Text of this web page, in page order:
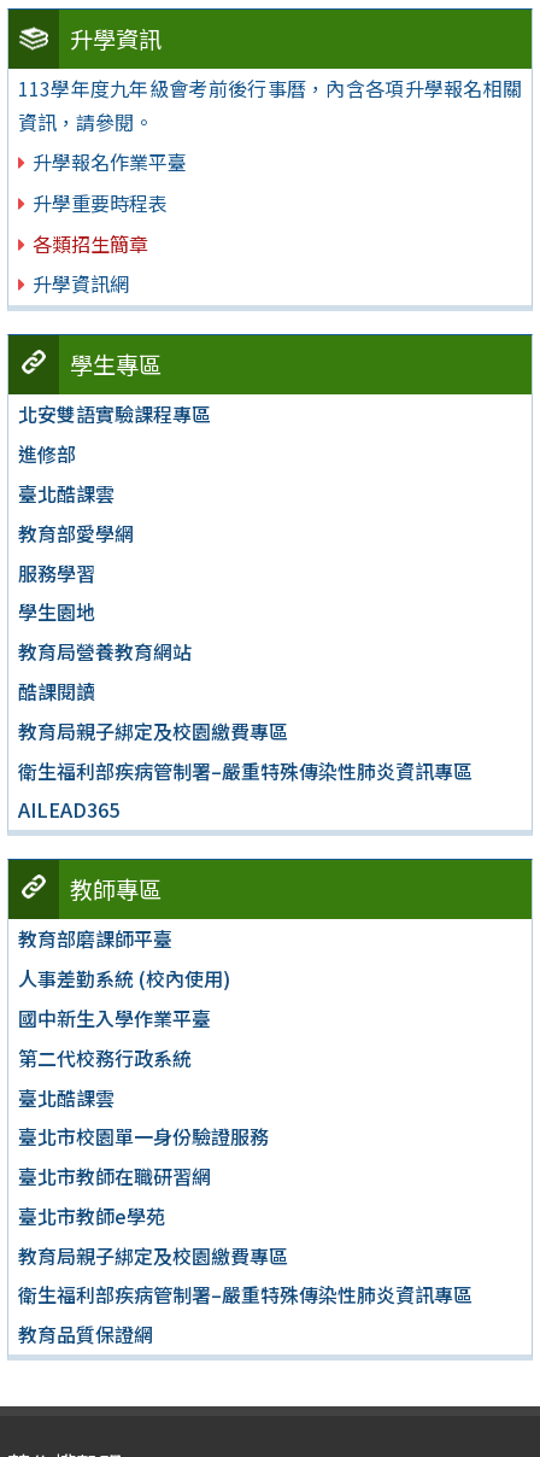
升學資訊
113學年度九年級會考前後行事曆，內含各項升學報名相關
資訊，請參閱。
升學報名作業平臺
升學重要時程表
各類招生簡章
升學資訊網
學生專區
北安雙語實驗課程專區
進修部
臺北酷課雲
教育部愛學網
服務學習
學生園地
教育局營養教育網站
酷課閱讀
教育局親子綁定及校園繳費專區
衛生福利部疾病管制署–嚴重特殊傳染性肺炎資訊專區
AILEAD365
教師專區
教育部磨課師平臺
人事差勤系統 (校內使用)
國中新生入學作業平臺
第二代校務行政系統
臺北酷課雲
臺北市校園單一身份驗證服務
臺北市教師在職研習網
臺北市教師e學苑
教育局親子綁定及校園繳費專區
衛生福利部疾病管制署–嚴重特殊傳染性肺炎資訊專區
教育品質保證網